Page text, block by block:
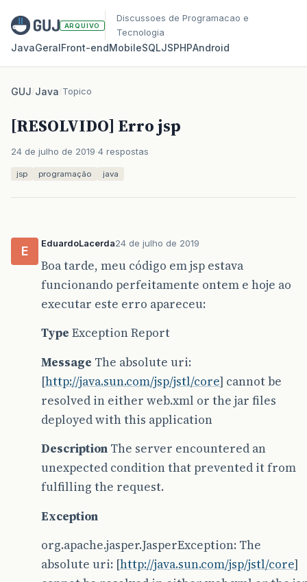
ARQUIVO
Discussoes de Programacao e
Tecnologia
JavaGeralFront‑endMobileSQLJSPHPAndroid
GUJ/Java/Topico
[RESOLVIDO] Erro jsp
24 de julho de 2019 4 respostas
jsp programação java
E
EduardoLacerda24 de julho de 2019
Boa tarde, meu código em jsp estava
funcionando perfeitamente ontem e hoje ao
executar este erro apareceu:
Type Exception Report
Message The absolute uri:
[http://java.sun.com/jsp/jstl/core] cannot be
resolved in either web.xml or the jar files
deployed with this application
Description The server encountered an
unexpected condition that prevented it from
fulfilling the request.
Exception
org.apache.jasper.JasperException: The
absolute uri: [http://java.sun.com/jsp/jstl/core]